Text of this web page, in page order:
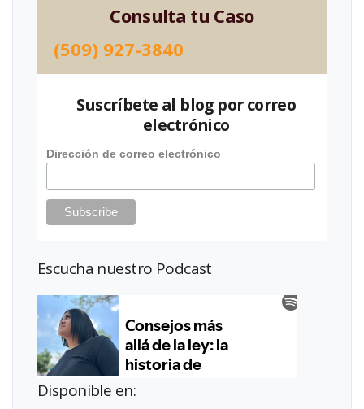
Consulta tu Caso
(509) 927-3840
Suscríbete al blog por correo
electrónico
Dirección de correo electrónico
Escucha nuestro Podcast
Disponible en: